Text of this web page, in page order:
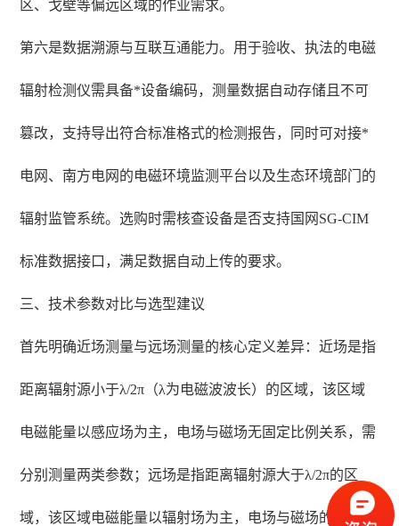
区、戈壁等偏远区域的作业需求。
第六是数据溯源与互联互通能力。用于验收、执法的电磁
辐射检测仪需具备*设备编码，测量数据自动存储且不可
篡改，支持导出符合标准格式的检测报告，同时可对接*
电网、南方电网的电磁环境监测平台以及生态环境部门的
辐射监管系统。选购时需核查设备是否支持国网SG-CIM
标准数据接口，满足数据自动上传的要求。
三、技术参数对比与选型建议
首先明确近场测量与远场测量的核心定义差异：近场是指
距离辐射源小于λ/2π（λ为电磁波波长）的区域，该区域
电磁能量以感应场为主，电场与磁场无固定比例关系，需
分别测量两类参数；远场是指距离辐射源大于λ/2π的区
域，该区域电磁能量以辐射场为主，电场与磁场的比值为